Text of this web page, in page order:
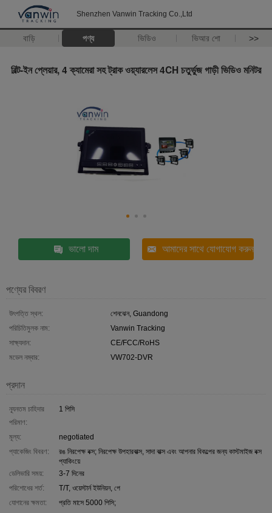
Shenzhen Vanwin Tracking Co.,Ltd
বাড়ি পণ্য ভিডিও ভিআর শো >>
বিল্ট-ইন প্লেয়ার, 4 ক্যামেরা সহ ট্রাক ওয়্যারলেস 4CH চতুর্ভুজ গাড়ী ভিডিও মনিটর
ভালো দাম আমাদের সাথে যোগাযোগ করুন
পণ্যের বিবরণ
উৎপত্তি স্থল:
শেনঝেন, Guandong
পরিচিতিমুলক নাম:
Vanwin Tracking
সাক্ষ্যদান:
CE/FCC/RoHS
মডেল নম্বার:
VW702-DVR
প্রদান
ন্যূনতম চাহিদার
পরিমাণ:
1 পিসি
মূল্য:
negotiated
প্যাকেজিং বিবরণ:
রঙ নিরপেক্ষ বক্স; নিরপেক্ষ উপহারবাক্স, সাদা বাক্স এবং আপনার বিকল্পের জন্য কাস্টমাইজ বক্স
প্যাকিংয়ে
ডেলিভারি সময়:
3-7 দিনের
পরিশোধের শর্ত:
T/T, ওয়েস্টার্ন ইউনিয়ন, পে
যোগানের ক্ষমতা:
প্রতি মাসে 5000 পিসি;